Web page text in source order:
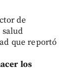
de
que reportó
los